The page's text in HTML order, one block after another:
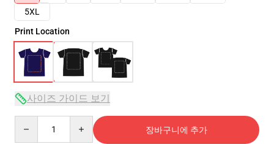
5XL
Print Location
사이즈 가이드 보기
장바구니에 추가